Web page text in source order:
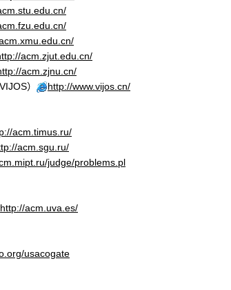
acm.zjut.edu.cn/
acm.zjnu.cn/
）
http://www.vijos.cn/
acm.timus.ru/
acm.sgu.ru/
judge/problems.pl
http://acm.uva.es/
usacogate